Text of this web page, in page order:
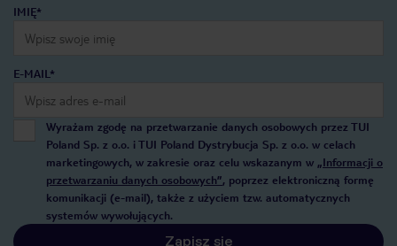
IMIĘ*
E-MAIL*
Wyrażam zgodę na przetwarzanie danych osobowych przez TUI
Poland Sp. z o.o. i TUI Poland Dystrybucja Sp. z o.o. w celach
marketingowych, w zakresie oraz celu wskazanym w „Informacji o
przetwarzaniu danych osobowych”, poprzez elektroniczną formę
komunikacji (e-mail), także z użyciem tzw. automatycznych
systemów wywołujących.
Zapisz się